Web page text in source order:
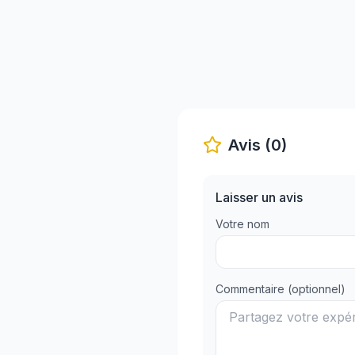
Avis (0)
Laisser un avis
Votre nom
Commentaire (optionnel)